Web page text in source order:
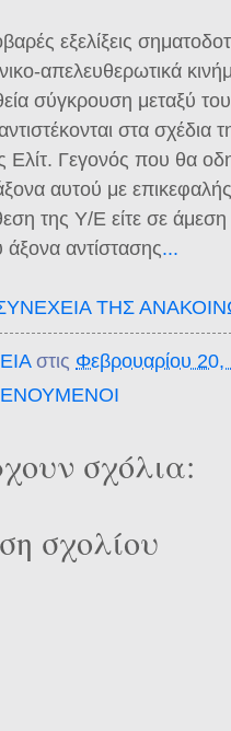
εξελίξεις
απελευθερωτικά
σύγκρουση μεταξύ
στα σχέδια
Ελίτ. Γεγονός που θα
αυτού με
της Υ/Ε είτε σε
αντίστασης...
ΤΗΣ
στις Φεβρουαρίου 20,
σχόλια:
σχολίου